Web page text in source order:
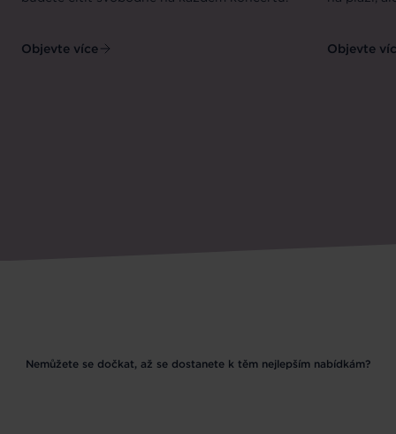
Objevte více Objevte
Nemůžete se dočkat, až se dostanete k těm nejlepším nabídkám?